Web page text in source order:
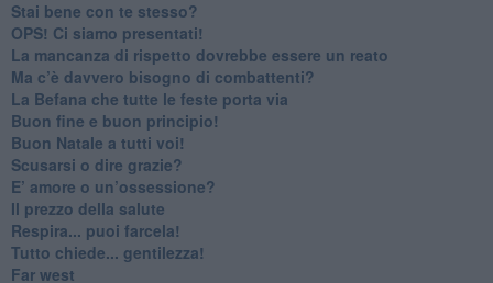
​Stai bene con te stesso?
​OPS! Ci siamo presentati!
​La mancanza di rispetto dovrebbe essere un reato
​Ma c’è davvero bisogno di combattenti?
​La Befana che tutte le feste porta via
Buon fine e buon principio!
​Buon Natale a tutti voi!
​Scusarsi o dire grazie?
​E’ amore o un’ossessione?
​Il prezzo della salute
​Respira... puoi farcela!
​Tutto chiede... gentilezza!
​Far west